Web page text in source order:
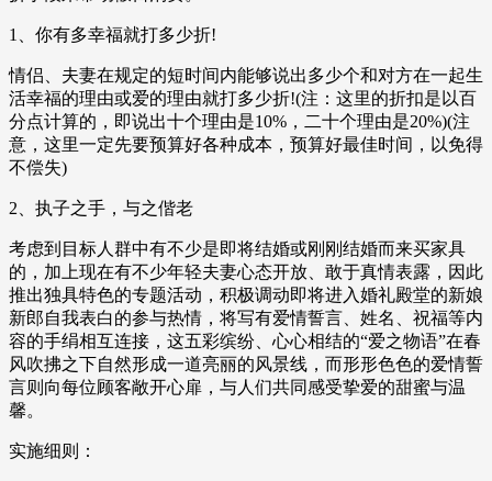
1、你有多幸福就打多少折!
情侣、夫妻在规定的短时间内能够说出多少个和对方在一起生
活幸福的理由或爱的理由就打多少折!(注：这里的折扣是以百
分点计算的，即说出十个理由是10%，二十个理由是20%)(注
意，这里一定先要预算好各种成本，预算好最佳时间，以免得
不偿失)
2、执子之手，与之偕老
考虑到目标人群中有不少是即将结婚或刚刚结婚而来买家具
的，加上现在有不少年轻夫妻心态开放、敢于真情表露，因此
推出独具特色的专题活动，积极调动即将进入婚礼殿堂的新娘
新郎自我表白的参与热情，将写有爱情誓言、姓名、祝福等内
容的手绢相互连接，这五彩缤纷、心心相结的“爱之物语”在春
风吹拂之下自然形成一道亮丽的风景线，而形形色色的爱情誓
言则向每位顾客敞开心扉，与人们共同感受挚爱的甜蜜与温
馨。
实施细则：